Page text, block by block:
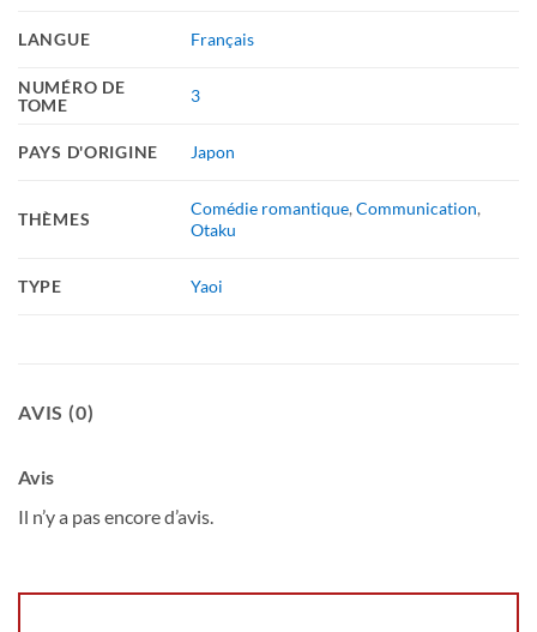
LANGUE Français
NUMÉRO DE
TOME
3
PAYS D'ORIGINE Japon
THÈMES
Comédie romantique,Communication,
Otaku
TYPE Yaoi
AVIS (0)
Avis
Il n’y a pas encore d’avis.